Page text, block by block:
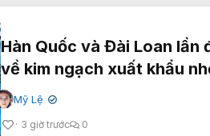
Hàn Quốc và Đài Loan lần
về kim ngạch xuất khẩu
Mỹ Lệ ✔
3 giờ trước 0